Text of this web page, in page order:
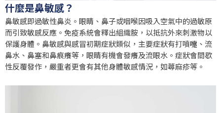
什麼是鼻敏感？
鼻敏感即過敏性鼻炎。眼睛、鼻子或咽喉因吸入空氣中的過敏原
而引致敏感反應。免疫系統會釋出組織胺，以抵抗外來刺激物以
保護身體。鼻敏感與感冒初期症狀類似，主要症狀有打噴嚏、流
鼻水、鼻塞和鼻痕癢等，眼睛有機會發癢及流眼水。症狀會間歇
性反覆發作，嚴重者更會有其他身體敏感情況，如蕁麻疹等。